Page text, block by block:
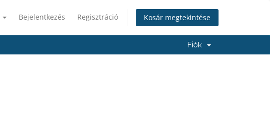
Bejelentkezés Regisztráció Kosár megtekintése
Fiók